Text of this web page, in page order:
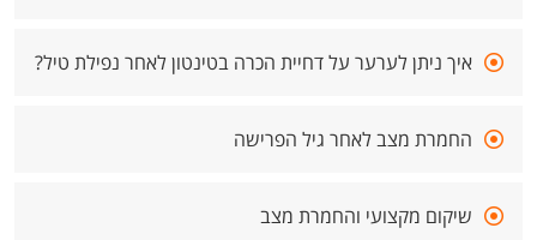
איך ניתן לערער על דחיית הכרה בטינטון לאחר נפילת טיל?
החמרת מצב לאחר גיל הפרישה
שיקום מקצועי והחמרת מצב